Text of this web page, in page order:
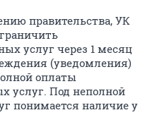
правительства, УК
услуг через 1 месяц
(уведомления)
оплаты
услуг. Под неполной
понимается наличие у